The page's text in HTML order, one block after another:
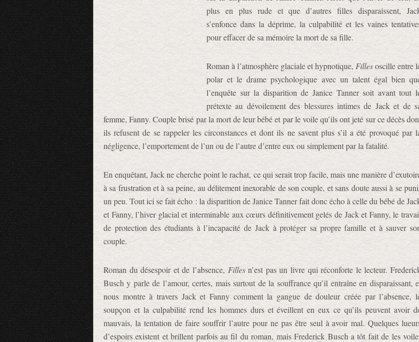
plus en plus rude et que d’autres filles disparaissent,
s’enfonce dans la déprime, la culpabilité et les vaines
pour effacer de sa mémoire la mort de sa fille.
Roman à l’atmosphère glaciale et hypnotique, Fillesoscille entre
polar et le drame psychologique avec un talent égal bien
l’enquête sur la disparition de Janice Tanner soit avant tout
prétexte au dévoilement des blessures intimes de Jack et de
femme, Fanny. Couple brisé par la mort de leur bébé et par le voile qu’ils ont jeté sur ce décès
ils refusent de se rappeler les circonstances et dont ils ne savent plus s’il a été provoqué par
négligence, l’emportement de l’un ou de l’autre d’entre eux ou simplement par la fatalité.
En enquêtant, Jack ne cherche point le rachat, ce qui serait trop facile, mais une manière
à sa frustration et à sa peine, au délitement inexorable de son couple, et sans doute aussi à se
un peu. Tout ici se fait écho : la disparition de Janice Tanner fait donc écho à celle du bébé de
et Fanny, l’hiver glacial et interminable aux cœurs définitivement gelés de Jack et Fanny, le
de protection des étudiants à l’incapacité de Jack à protéger sa propre famille et à sauver
couple.
Roman du désespoir et de l’absence, Fillesn’est pas un livre qui réconforte le lecteur.
Busch y parle de l’amour, certes, mais surtout de la souffrance qu’il entraîne en disparaissant,
nous montre à travers Jack et Fanny comment la gangue de douleur créée par l’absence,
soupçon et la culpabilité rend les hommes durs et éveillent en eux ce qu’ils peuvent avoir
mauvais, la tentation de faire souffrir l’autre pour ne pas être seul à avoir mal. Quelques
d’espoirs existent et brillent parfois au fil du roman, mais Frederick Busch a tôt fait de les